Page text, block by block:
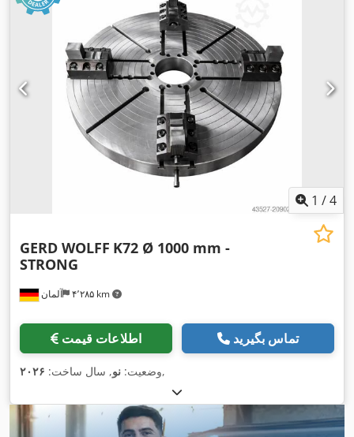
1 /4
آلمان ۴٬۲۸۵ km
GERD WOLFF K72 Ø 1000 mm -
STRONG
اطلاعات قیمت تماس بگیرید
وضعیت: نو, سال ساخت: ۲۰۲۶ ,